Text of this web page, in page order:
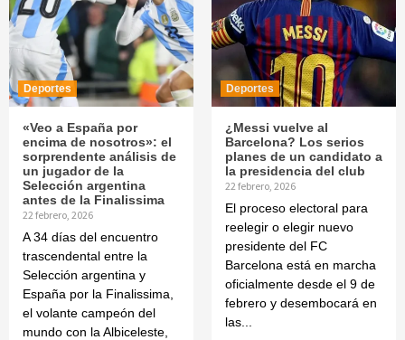
Deportes
«Veo a España por
encima de nosotros»: el
sorprendente análisis de
un jugador de la
Selección argentina
antes de la Finalissima
22 febrero, 2026
A 34 días del encuentro
trascendental entre la
Selección argentina y
España por la Finalissima,
el volante campeón del
mundo con la Albiceleste,
Deportes
¿Messi vuelve al
Barcelona? Los serios
planes de un candidato a
la presidencia del club
22 febrero, 2026
El proceso electoral para
reelegir o elegir nuevo
presidente del FC
Barcelona está en marcha
oficialmente desde el 9 de
febrero y desembocará en
las...